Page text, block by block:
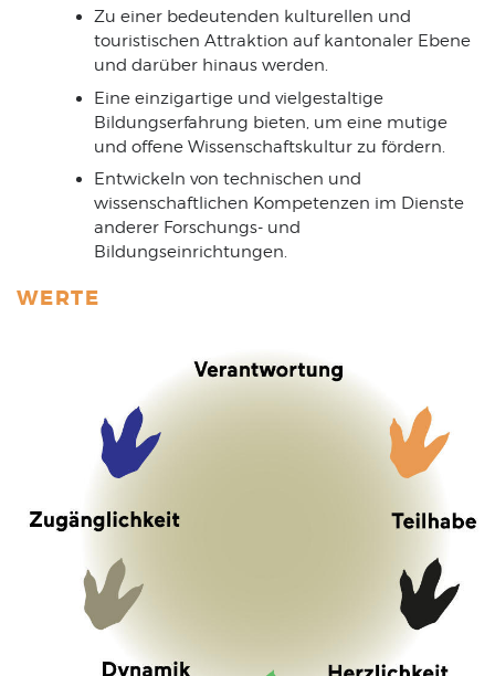
Zu einer bedeutenden kulturellen und
touristischen Attraktion auf kantonaler Ebene
und darüber hinaus werden.
Eine einzigartige und vielgestaltige
Bildungserfahrung bieten, um eine mutige
und offene Wissenschaftskultur zu fördern.
Entwickeln von technischen und
wissenschaftlichen Kompetenzen im Dienste
anderer Forschungs- und
Bildungseinrichtungen.
WERTE